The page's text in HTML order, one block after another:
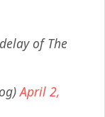
of The
April 2,